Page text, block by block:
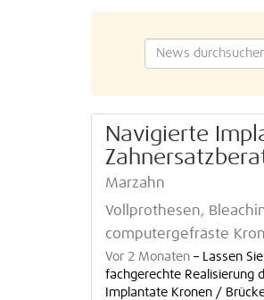
Navigierte
Marzahn
Vollprothesen,
computergefräste
Vor 2 Monaten – Lassen
fachgerechte Realisierung
Implantate Kronen /